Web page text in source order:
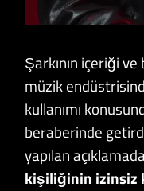
Şarkının içeriği
müzik
kullanımı
beraberinde
yapılan
kişiliğinin izinsiz